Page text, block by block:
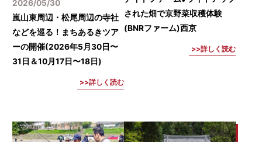
2026/05/30
嵐山東周辺・松尾周辺の寺社
などを巡る！まちあるきツア
ーの開催(2026年5月30日〜
31日＆10月17日〜18日)
詳しく読む
された畑で京野菜収穫体験
(BNRファーム)西京
詳しく読む